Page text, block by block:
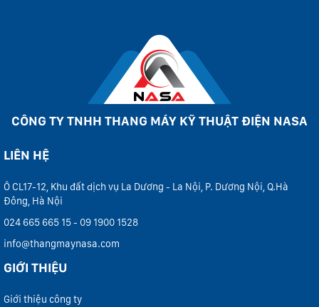
CÔNG TY TNHH THANG MÁY KỸ THUẬT ĐIỆN NASA
LIÊN HỆ
Ô CL17-12, Khu đất dịch vụ La Dương - La Nội, P. Dương Nội, Q.Hà
Đông, Hà Nội
024 665 665 15 - 09 1900 1528
info@thangmaynasa.com
GIỚI THIỆU
Giới thiệu công ty